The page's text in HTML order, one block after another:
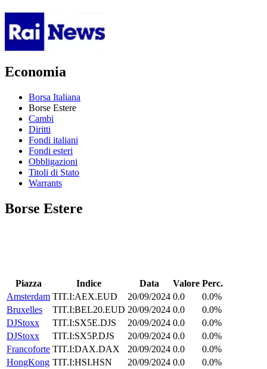
Economia
Borsa Italiana
Borse Estere
Cambi
Diritti
Fondi italiani
Fondi esteri
Obbligazioni
Titoli di Stato
Warrants
Borse Estere
Piazza Indice Data Valore Perc.
Amsterdam TIT.I:AEX.EUD 20/09/2024 0.0
0.0%
Bruxelles
TIT.I:BEL20.EUD 20/09/2024 0.0
0.0%
DJStoxx
TIT.I:SX5E.DJS 20/09/2024 0.0
0.0%
DJStoxx
TIT.I:SX5P.DJS 20/09/2024 0.0
0.0%
Francoforte TIT.I:DAX.DAX 20/09/2024 0.0
0.0%
HongKong TIT.I:HSI.HSN 20/09/2024 0.0
0.0%